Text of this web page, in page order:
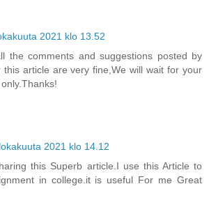
2021 klo 13.52
the comments and suggestions posted by
this article are very fine,We will wait for your
2021 klo 14.12
this Superb article.I use this Article to
in college.it is useful For me Great